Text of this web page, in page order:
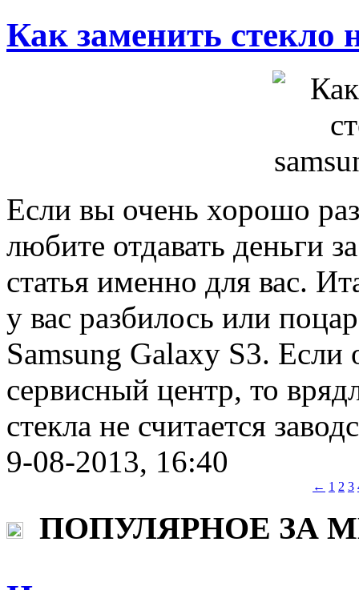
Как заменить стекло
Если вы очень хорошо
любите отдавать деньги
статья именно для вас.
у вас разбилось или
Samsung Galaxy S3. Если
сервисный центр, то
стекла не считается
9-08-2013, 16:40
← 1 2 3
ПОПУЛЯРНОЕ ЗА